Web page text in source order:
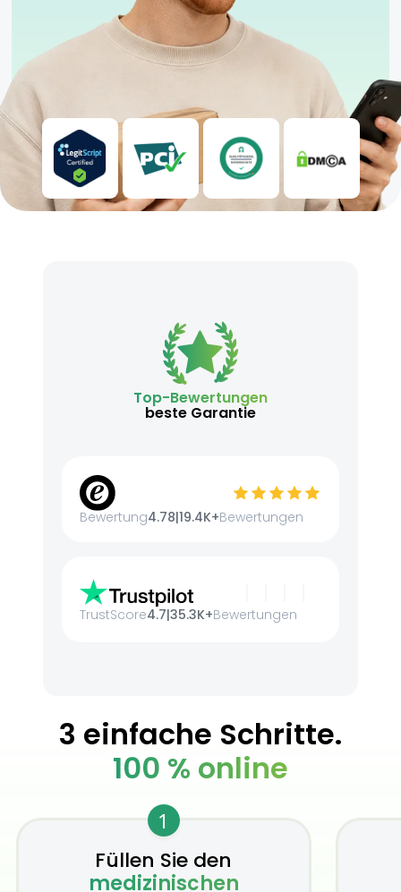
Top-Bewertungen
beste Garantie
Bewertung4.78|19.4K+Bewertungen
TrustScore4.7|35.3K+Bewertungen
3 einfache Schritte.
100 % online
1
Füllen Sie den
medizinischen